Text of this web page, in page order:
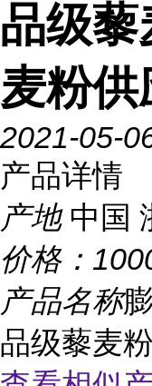
品级
麦粉供
2021-05-
产品详情
产地 中国
价格：
产品名称
品级藜麦